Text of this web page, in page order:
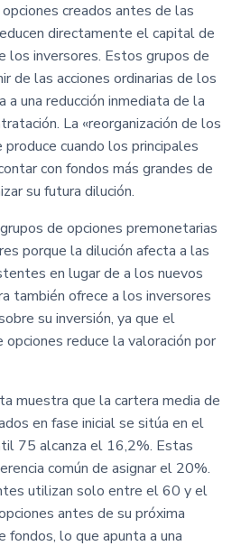
creados antes de las
directamente el capital de
los inversores. Estos grupos de
de las acciones ordinarias de los
una reducción inmediata de la
La «reorganización de los
cuando los principales
con fondos más grandes de
su futura dilución.
de opciones premonetarias
porque la dilución afecta a las
en lugar de a los nuevos
también ofrece a los inversores
su inversión, ya que el
reduce la valoración por
muestra que la cartera media de
en fase inicial se sitúa en el
75 alcanza el 16,2%. Estas
común de asignar el 20%.
utilizan solo entre el 60 y el
antes de su próxima
fondos, lo que apunta a una